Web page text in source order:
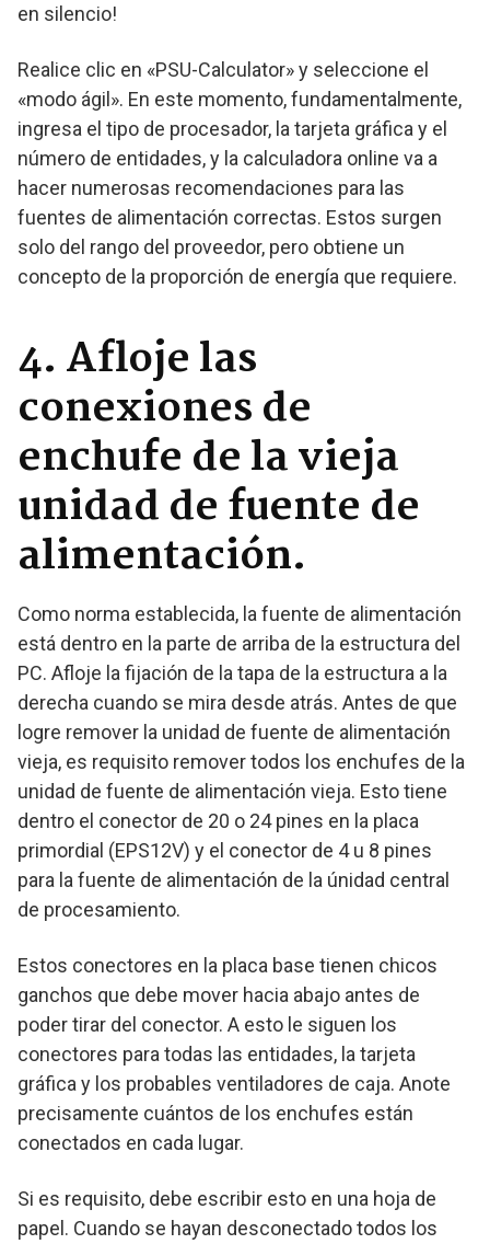
en silencio!
Realice clic en «PSU-Calculator» y seleccione el
«modo ágil». En este momento, fundamentalmente,
ingresa el tipo de procesador, la tarjeta gráfica y el
número de entidades, y la calculadora online va a
hacer numerosas recomendaciones para las
fuentes de alimentación correctas. Estos surgen
solo del rango del proveedor, pero obtiene un
concepto de la proporción de energía que requiere.
4. Afloje las
conexiones de
enchufe de la vieja
unidad de fuente de
alimentación.
Como norma establecida, la fuente de alimentación
está dentro en la parte de arriba de la estructura del
PC. Afloje la fijación de la tapa de la estructura a la
derecha cuando se mira desde atrás. Antes de que
logre remover la unidad de fuente de alimentación
vieja, es requisito remover todos los enchufes de la
unidad de fuente de alimentación vieja. Esto tiene
dentro el conector de 20 o 24 pines en la placa
primordial (EPS12V) y el conector de 4 u 8 pines
para la fuente de alimentación de la únidad central
de procesamiento.
Estos conectores en la placa base tienen chicos
ganchos que debe mover hacia abajo antes de
poder tirar del conector. A esto le siguen los
conectores para todas las entidades, la tarjeta
gráfica y los probables ventiladores de caja. Anote
precisamente cuántos de los enchufes están
conectados en cada lugar.
Si es requisito, debe escribir esto en una hoja de
papel. Cuando se hayan desconectado todos los